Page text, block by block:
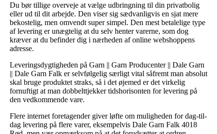
Du bør tillige overveje at vælge udbringning til din privatbolig
eller ud til dit arbejde. Den viser sig sædvanligvis en sjat mere
bekostelig, men omvendt super simpel. Den mest betalelige type
af levering er unægtelig at du selv henter varerne, som dog
kræver at du befinder dig i nærheden af online webshoppens
adresse.
Leveringsdygtigheden på Garn || Garn Producenter || Dale Garn
|| Dale Garn Falk er selvfølgelig særligt vital såfremt man absolut
skal bruge produktet straks, så i det øjemed er det virkelig
fornuftigt at man dobbelttjekker tidshorisonten for levering på
den vedkommende vare.
Flere internet foretagender giver løfte om muligheden for dag-til-
dag levering på flere varer, eksempelvis Dale Garn Falk 4018